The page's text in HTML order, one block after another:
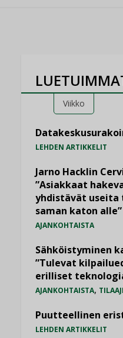
Viikko
LEHDEN ARTIKKELIT
Jarno Hacklin
”Asiakkaat
yhdistävät useita
saman katon alle”
AJANKOHTAISTA
Sähköistyminen
”Tulevat
erilliset
AJANKOHTAISTA,
Puutteellinen
LEHDEN ARTIKKELIT